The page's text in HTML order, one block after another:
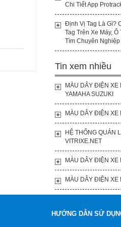
Chi Tiết App
Định Vị Tag Là Gì?
Tag Trên Xe Máy,
Tìm Chuyên Nghiệp
Tin xem nhiều
MÀU DÂY ĐIỆN XE
YAMAHA SUZUKI
MÀU DÂY ĐIỆN XE
HỆ THỐNG QUẢN
VITRIXE.NET
MÀU DÂY ĐIỆN XE
MÀU DÂY ĐIỆN XE
HƯỚNG DẪN SỬ